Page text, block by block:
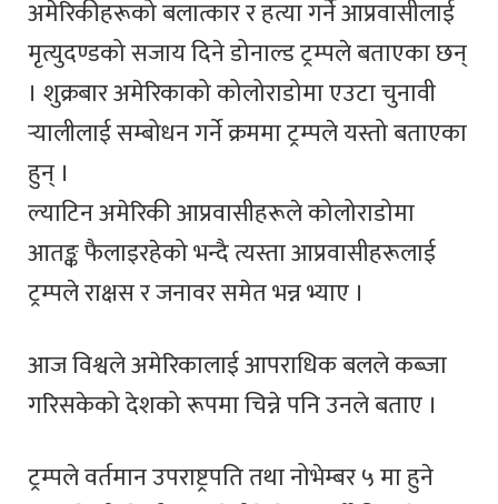
अमेरिकीहरूको बलात्कार र हत्या गर्ने आप्रवासीलाई
मृत्युदण्डको सजाय दिने डोनाल्ड ट्रम्पले बताएका छन्
। शुक्रबार अमेरिकाको कोलोराडोमा एउटा चुनावी
र्‍यालीलाई सम्बोधन गर्ने क्रममा ट्रम्पले यस्तो बताएका
हुन् ।
ल्याटिन अमेरिकी आप्रवासीहरूले कोलोराडोमा
आतङ्क फैलाइरहेको भन्दै त्यस्ता आप्रवासीहरूलाई
ट्रम्पले राक्षस र जनावर समेत भन्न भ्याए ।
आज विश्वले अमेरिकालाई आपराधिक बलले कब्जा
गरिसकेको देशको रूपमा चिन्ने पनि उनले बताए ।
ट्रम्पले वर्तमान उपराष्ट्रपति तथा नोभेम्बर ५ मा हुने